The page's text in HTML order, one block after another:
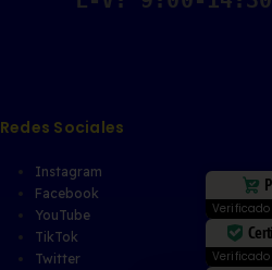
Redes Sociales
Instagram
Facebook
YouTube
TikTok
Twitter
Verificado
Verificado